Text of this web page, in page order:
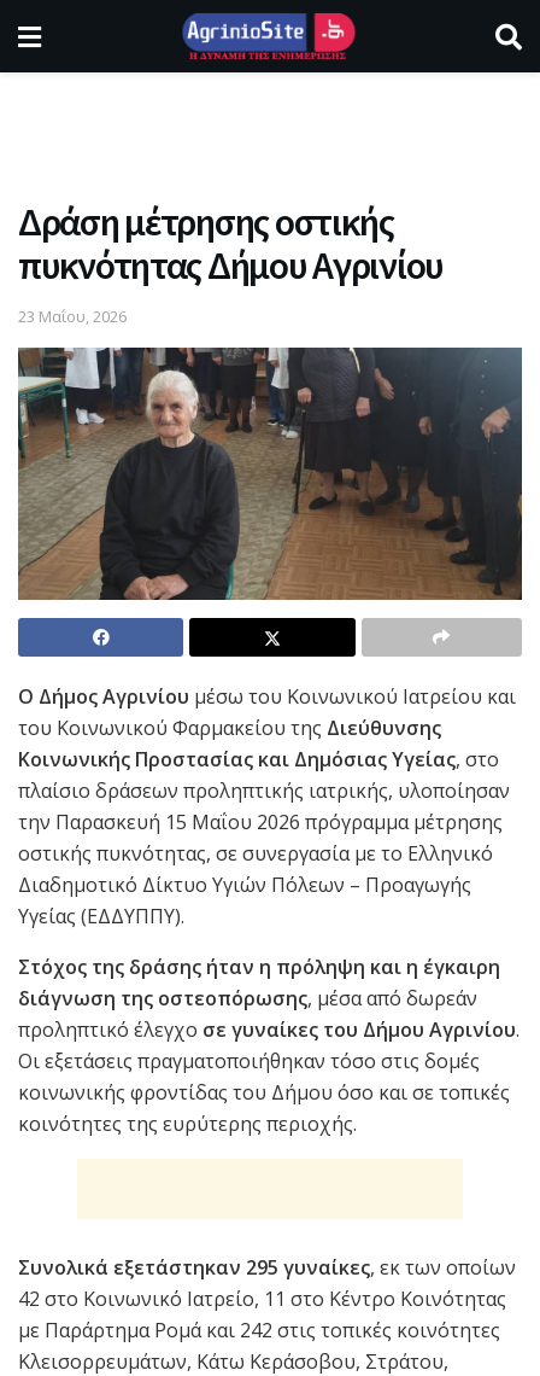
Δράση μέτρησης οστικής
πυκνότητας Δήμου Αγρινίου
23 Μαΐου, 2026
Ο Δήμος Αγρινίου μέσω του Κοινωνικού Ιατρείου και
του Κοινωνικού Φαρμακείου της Διεύθυνσης
Κοινωνικής Προστασίας και Δημόσιας Υγείας, στο
πλαίσιο δράσεων προληπτικής ιατρικής, υλοποίησαν
την Παρασκευή 15 Μαΐου 2026 πρόγραμμα μέτρησης
οστικής πυκνότητας, σε συνεργασία με το Ελληνικό
Διαδημοτικό Δίκτυο Υγιών Πόλεων – Προαγωγής
Υγείας (ΕΔΔΥΠΠΥ).
Στόχος της δράσης ήταν η πρόληψη και η έγκαιρη
διάγνωση της οστεοπόρωσης, μέσα από δωρεάν
προληπτικό έλεγχο σε γυναίκες του Δήμου Αγρινίου.
Οι εξετάσεις πραγματοποιήθηκαν τόσο στις δομές
κοινωνικής φροντίδας του Δήμου όσο και σε τοπικές
κοινότητες της ευρύτερης περιοχής.
Συνολικά εξετάστηκαν 295 γυναίκες, εκ των οποίων
42 στο Κοινωνικό Ιατρείο, 11 στο Κέντρο Κοινότητας
με Παράρτημα Ρομά και 242 στις τοπικές κοινότητες
Κλεισορρευμάτων, Κάτω Κεράσοβου, Στράτου,